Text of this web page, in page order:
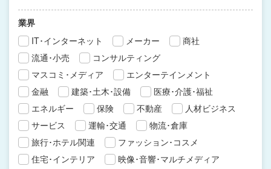
業界
IT･インターネット
メーカー
商社
流通･小売
コンサルティング
マスコミ･メディア
エンターテインメント
金融
建築･土木･設備
医療･介護･福祉
エネルギー
保険 不動産
人材ビジネス
サービス
運輸･交通
物流･倉庫
旅行･ホテル関連
ファッション･コスメ
住宅･インテリア
映像･音響･マルチメディア